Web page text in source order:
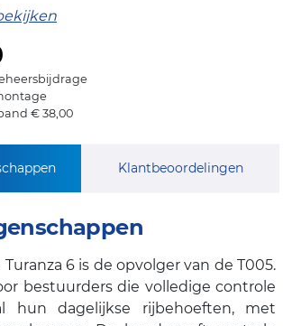
€ 38,00
Klantbeoordelingen
6 is de opvolger van de T005.
bestuurders die volledige controle
hun dagelijkse rijbehoeften, met